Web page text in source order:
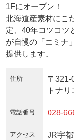
1Fにオープン！
北海道産素材にこ
定、40年コツコツ
が自慢の「エミナ
提供します。
住所
〒321-
トナ
電話番号 028-
アクセス JR宇